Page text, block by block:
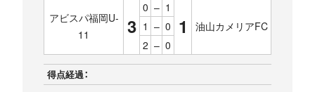
アビスパ福岡U-
11
3
0 – 1
1 油山カメリアFC
1 – 0
2 – 0
得点経過：